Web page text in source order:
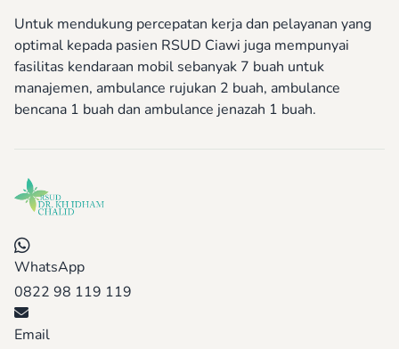
Untuk mendukung percepatan kerja dan pelayanan yang
optimal kepada pasien RSUD Ciawi juga mempunyai
fasilitas kendaraan mobil sebanyak 7 buah untuk
manajemen, ambulance rujukan 2 buah, ambulance
bencana 1 buah dan ambulance jenazah 1 buah.
WhatsApp
0822 98 119 119
Email